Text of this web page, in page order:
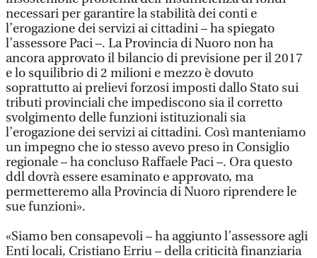
necessari per garantire la stabilità dei conti e
l’erogazione dei servizi ai cittadini – ha spiegato
l’assessore Paci –. La Provincia di Nuoro non ha
ancora approvato il bilancio di previsione per il 2017
e lo squilibrio di 2 milioni e mezzo è dovuto
soprattutto ai prelievi forzosi imposti dallo Stato sui
tributi provinciali che impediscono sia il corretto
svolgimento delle funzioni istituzionali sia
l’erogazione dei servizi ai cittadini. Così manteniamo
un impegno che io stesso avevo preso in Consiglio
regionale – ha concluso Raffaele Paci –. Ora questo
ddl dovrà essere esaminato e approvato, ma
permetteremo alla Provincia di Nuoro riprendere le
sue funzioni».
«Siamo ben consapevoli – ha aggiunto l’assessore agli
Enti locali, Cristiano Erriu – della criticità finanziaria